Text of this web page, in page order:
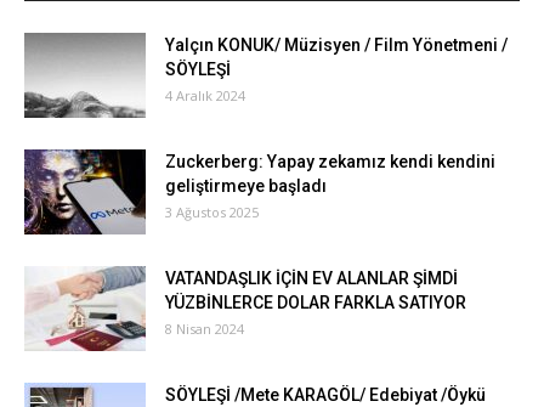
Yalçın KONUK/ Müzisyen / Film Yönetmeni /
SÖYLEŞİ
4 Aralık 2024
Zuckerberg: Yapay zekamız kendi kendini
geliştirmeye başladı
3 Ağustos 2025
VATANDAŞLIK İÇİN EV ALANLAR ŞİMDİ
YÜZBİNLERCE DOLAR FARKLA SATIYOR
8 Nisan 2024
SÖYLEŞİ /Mete KARAGÖL/ Edebiyat /Öykü